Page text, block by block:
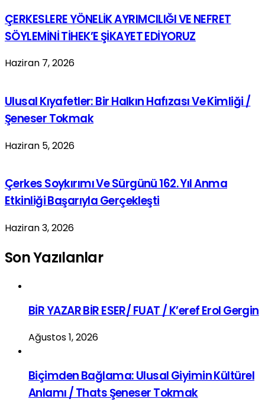
ÇERKESLERE YÖNELİK AYRIMCILIĞI VE NEFRET
SÖYLEMİNİ TİHEK’E ŞİKAYET EDİYORUZ
Haziran 7, 2026
Ulusal Kıyafetler: Bir Halkın Hafızası Ve Kimliği /
Şeneser Tokmak
Haziran 5, 2026
Çerkes Soykırımı Ve Sürgünü 162. Yıl Anma
Etkinliği Başarıyla Gerçekleşti
Haziran 3, 2026
Son Yazılanlar
BİR YAZAR BİR ESER/ FUAT / K’eref Erol Gergin
Ağustos 1, 2026
Biçimden Bağlama: Ulusal Giyimin Kültürel
Anlamı / Thats Şeneser Tokmak